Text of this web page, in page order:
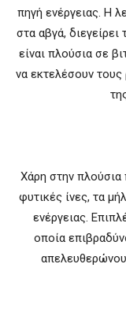
πηγή ενέργειας. Η
στα αβγά,
είναι πλούσια σε
να εκτελέσουν
Χάρη στην πλούσια
φυτικές ίνες, τα
ενέργειας.
οποία